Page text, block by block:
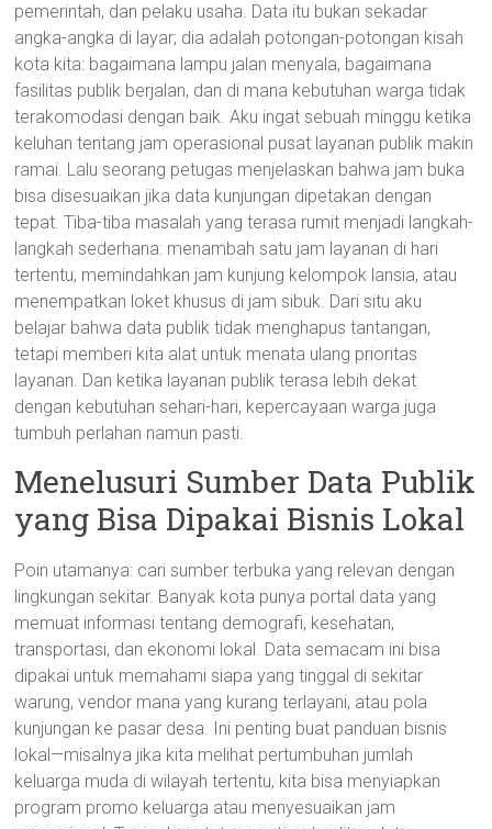
pemerintah, dan pelaku usaha. Data itu bukan sekadar
angka-angka di layar; dia adalah potongan-potongan kisah
kota kita: bagaimana lampu jalan menyala, bagaimana
fasilitas publik berjalan, dan di mana kebutuhan warga tidak
terakomodasi dengan baik. Aku ingat sebuah minggu ketika
keluhan tentang jam operasional pusat layanan publik makin
ramai. Lalu seorang petugas menjelaskan bahwa jam buka
bisa disesuaikan jika data kunjungan dipetakan dengan
tepat. Tiba-tiba masalah yang terasa rumit menjadi langkah-
langkah sederhana: menambah satu jam layanan di hari
tertentu, memindahkan jam kunjung kelompok lansia, atau
menempatkan loket khusus di jam sibuk. Dari situ aku
belajar bahwa data publik tidak menghapus tantangan,
tetapi memberi kita alat untuk menata ulang prioritas
layanan. Dan ketika layanan publik terasa lebih dekat
dengan kebutuhan sehari-hari, kepercayaan warga juga
tumbuh perlahan namun pasti.
Menelusuri Sumber Data Publik
yang Bisa Dipakai Bisnis Lokal
Poin utamanya: cari sumber terbuka yang relevan dengan
lingkungan sekitar. Banyak kota punya portal data yang
memuat informasi tentang demografi, kesehatan,
transportasi, dan ekonomi lokal. Data semacam ini bisa
dipakai untuk memahami siapa yang tinggal di sekitar
warung, vendor mana yang kurang terlayani, atau pola
kunjungan ke pasar desa. Ini penting buat panduan bisnis
lokal—misalnya jika kita melihat pertumbuhan jumlah
keluarga muda di wilayah tertentu, kita bisa menyiapkan
program promo keluarga atau menyesuaikan jam